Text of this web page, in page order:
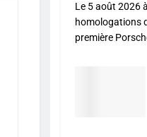
Le 5 août 2026
homologations
première